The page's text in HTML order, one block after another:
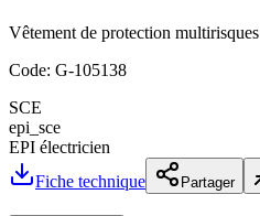
Vêtement de protection multirisques
Code: G-105138
SCE
epi_sce
EPI électricien
Fiche technique
Partager